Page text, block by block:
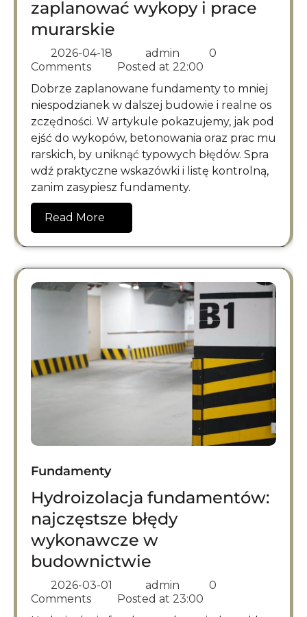
zaplanować wykopy i prace
murarskie
2026-04-18 admin
0
Comments
Posted at 22:00
Dobrze zaplanowane fundamenty to mniej
niespodzianek w dalszej budowie i realne os
zczędności. W artykule pokazujemy, jak pod
ejść do wykopów, betonowania oraz prac mu
rarskich, by uniknąć typowych błędów. Spra
wdź praktyczne wskazówki i listę kontrolną,
zanim zasypiesz fundamenty.
Read More
Fundamenty
Hydroizolacja fundamentów:
najczęstsze błędy
wykonawcze w
budownictwie
2026-03-01 admin
0
Comments
Posted at 23:00